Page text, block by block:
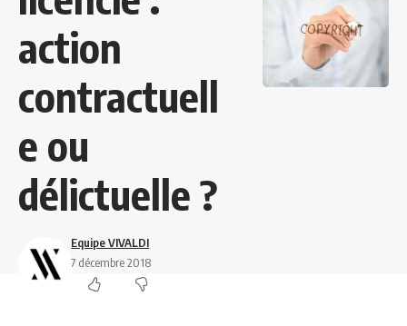
action
contractuell
e ou
délictuelle ?
Equipe VIVALDI
7 décembre 2018